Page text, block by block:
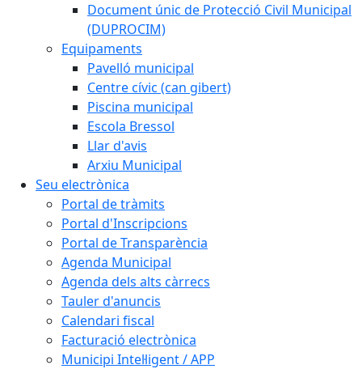
Document únic de Protecció Civil Municipal
(DUPROCIM)
Equipaments
Pavelló municipal
Centre cívic (can gibert)
Piscina municipal
Escola Bressol
Llar d'avis
Arxiu Municipal
Seu electrònica
Portal de tràmits
Portal d'Inscripcions
Portal de Transparència
Agenda Municipal
Agenda dels alts càrrecs
Tauler d'anuncis
Calendari fiscal
Facturació electrònica
Municipi Intel·ligent / APP